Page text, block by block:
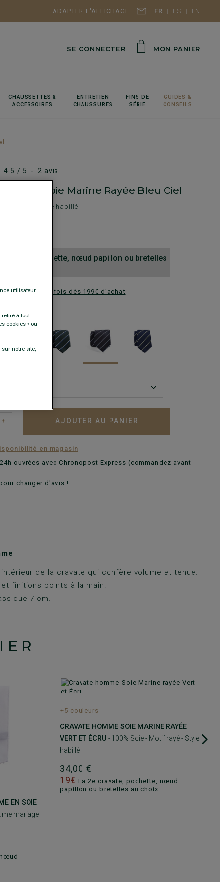
FR ES EN
ADAPTER L'AFFICHAGE
SE CONNECTER MON PANIER
CHAUSSETTES &
ACCESSOIRES
ENTRETIEN
CHAUSSURES
FINS DE
SÉRIE
GUIDES &
CONSEILS
4.5 / 5 - 2 avis
soie Marine Rayée Bleu Ciel
rayé - Style habillé
cravate, pochette, nœud papillon ou bretelles
en plusieurs fois dès 199€ d'achat
+ AJOUTER AU PANIER
en magasin
ouvrées avec Chronopost Express (commandez avant
changer d'avis !
de la cravate qui confère volume et tenue.
et finitions points à la main.
7 cm.
EN SOIE
mariage
+5 couleurs
CRAVATE HOMME SOIE MARINE RAYÉE
VERT ET ÉCRU - 100% Soie - Motif rayé - Style
habillé
34,00 €
19€ La 2e cravate, pochette, nœud
papillon ou bretelles au choix
utilisateur
à tout
cookies » ou
notre site,